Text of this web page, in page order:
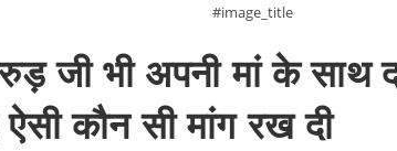
#image_title
जी भी अपनी मां के साथ
कौन सी मांग रख दी